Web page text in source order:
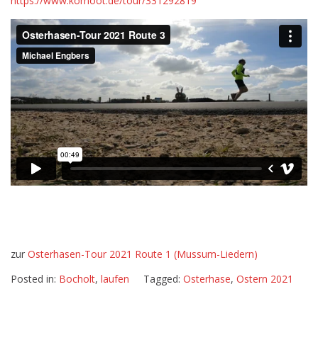
2
–
Route
3
zur Osterhasen-Tour 2021 Route 1 (Mussum-Liedern)
Posted in: Bocholt, laufen Tagged: Osterhase, Ostern 2021